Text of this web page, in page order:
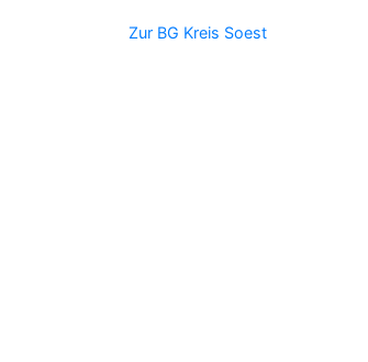
Zur BG Kreis Soest